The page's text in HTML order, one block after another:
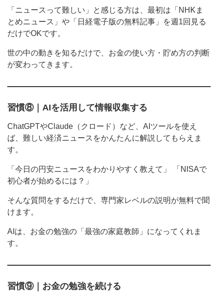
「ニュースって難しい」と感じる方は、最初は「NHKま
とめニュース」や「日経電子版の無料記事」を週1回見る
だけでOKです。
世の中の動きを知るだけで、お金の使い方・貯め方の判断
が変わってきます。
習慣⑧｜AIを活用して情報収集する
ChatGPTやClaude（クロード）など、AIツールを使え
ば、難しい経済ニュースをかんたんに解説してもらえま
す。
「今日の円安ニュースをわかりやすく教えて」 「NISAで
初心者が始めるには？」
そんな質問をするだけで、専門家レベルの説明が無料で聞
けます。
AIは、お金の勉強の「最強の家庭教師」になってくれま
す。
習慣⑨｜お金の勉強を続ける